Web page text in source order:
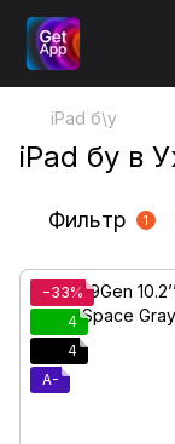
iPad б\у
iPad бу в
Фильтр 1
−33%
4
4
A-